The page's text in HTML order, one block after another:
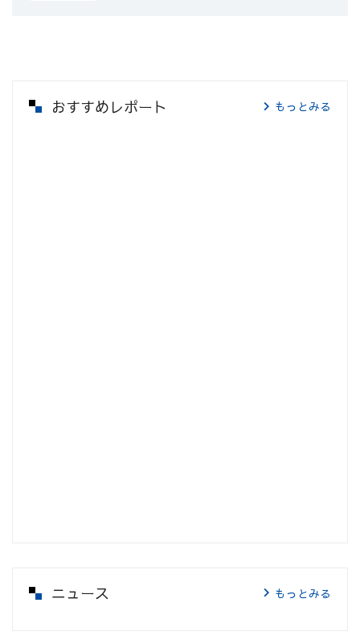
おすすめレポート もっとみる
ニュース もっとみる